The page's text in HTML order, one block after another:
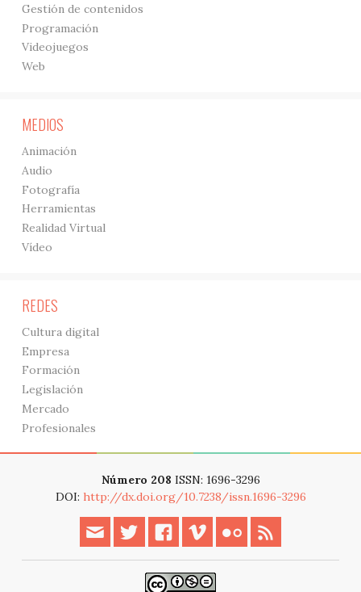
Gestión de contenidos
Programación
Videojuegos
Web
MEDIOS
Animación
Audio
Fotografía
Herramientas
Realidad Virtual
Vídeo
REDES
Cultura digital
Empresa
Formación
Legislación
Mercado
Profesionales
Número 208 ISSN: 1696-3296
DOI: http://dx.doi.org/10.7238/issn.1696-3296